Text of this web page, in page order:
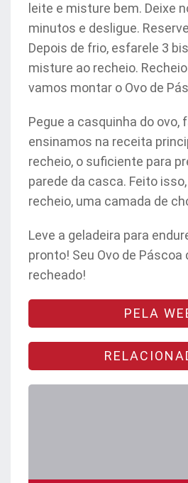
leite e misture bem. Deixe
minutos e desligue.
Depois de frio, esfarele 3
misture ao recheio.
vamos montar o Ovo de
Pegue a casquinha do ovo,
ensinamos na receita
recheio, o suficiente para
parede da casca. Feito
recheio, uma camada de
Leve a geladeira para
pronto! Seu Ovo de Páscoa
recheado!
PELA